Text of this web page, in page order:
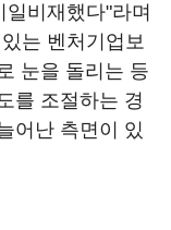
비재했다"라며
는 벤처기업보
눈을 돌리는 등
를 조절하는 경
어난 측면이 있